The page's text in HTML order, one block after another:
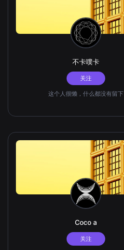
不卡噗卡
关注
这个人很懒，什么都没有留下
Coco a
关注